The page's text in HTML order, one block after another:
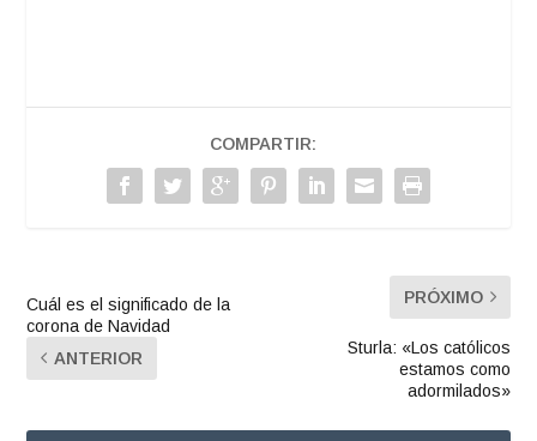
COMPARTIR:
Cuál es el significado de la
corona de Navidad
ANTERIOR
PRÓXIMO
Sturla: «Los católicos
estamos como
adormilados»